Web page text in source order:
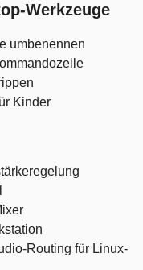
Werkzeuge
umbenennen
Kinder
Routing für Linux-